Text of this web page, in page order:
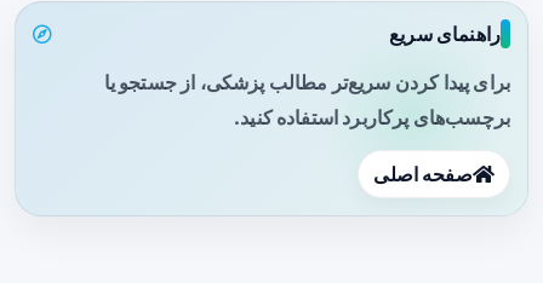
راهنمای سریع
برای پیدا کردن سریع‌تر مطالب پزشکی، از جستجو یا
برچسب‌های پرکاربرد استفاده کنید.
صفحه اصلی